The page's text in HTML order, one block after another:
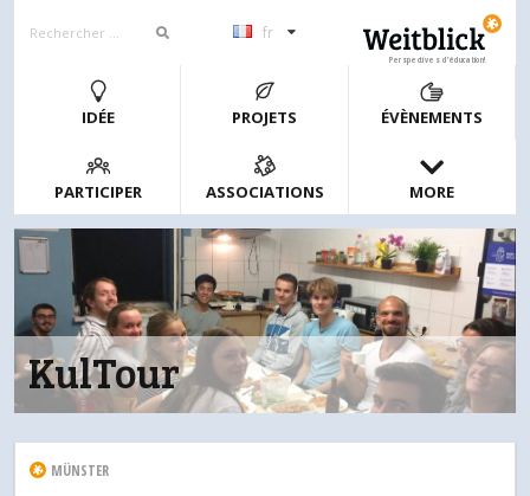
fr
Perspectives d’éducation!
IDÉE PROJETS ÉVÈNEMENTS
PARTICIPER ASSOCIATIONS MORE
KulTour
MÜNSTER